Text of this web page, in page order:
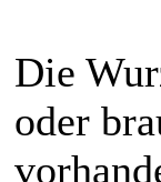
Die
oder